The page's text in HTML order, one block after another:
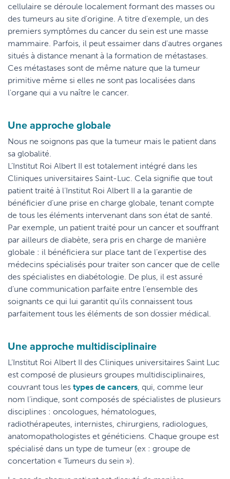
cellulaire se déroule localement formant des masses ou
des tumeurs au site d'origine. A titre d'exemple, un des
premiers symptômes du cancer du sein est une masse
mammaire. Parfois, il peut essaimer dans d'autres organes
situés à distance menant à la formation de métastases.
Ces métastases sont de même nature que la tumeur
primitive même si elles ne sont pas localisées dans
l'organe qui a vu naître le cancer.
Une approche globale
Nous ne soignons pas que la tumeur mais le patient dans
sa globalité.
L’Institut Roi Albert II est totalement intégré dans les
Cliniques universitaires Saint-Luc. Cela signifie que tout
patient traité à l’Institut Roi Albert II a la garantie de
bénéficier d’une prise en charge globale, tenant compte
de tous les éléments intervenant dans son état de santé.
Par exemple, un patient traité pour un cancer et souffrant
par ailleurs de diabète, sera pris en charge de manière
globale : il bénéficiera sur place tant de l’expertise des
médecins spécialisés pour traiter son cancer que de celle
des spécialistes en diabétologie. De plus, il est assuré
d’une communication parfaite entre l’ensemble des
soignants ce qui lui garantit qu’ils connaissent tous
parfaitement tous les éléments de son dossier médical.
Une approche multidisciplinaire
L’Institut Roi Albert II des Cliniques universitaires Saint Luc
est composé de plusieurs groupes multidisciplinaires,
couvrant tous les types de cancers, qui, comme leur
nom l’indique, sont composés de spécialistes de plusieurs
disciplines : oncologues, hématologues,
radiothérapeutes, internistes, chirurgiens, radiologues,
anatomopathologistes et généticiens. Chaque groupe est
spécialisé dans un type de tumeur (ex : groupe de
concertation « Tumeurs du sein »).